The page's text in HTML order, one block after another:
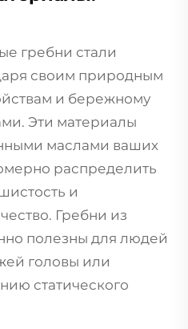
гребни стали
своим природным
и бережному
Эти материалы
маслами ваших
распределить
и
Гребни из
полезны для людей
головы или
статического